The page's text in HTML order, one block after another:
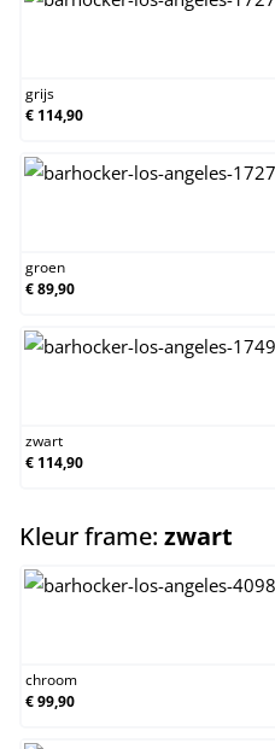
grijs
€ 114,90
groen
€ 89,90
zwart
€ 114,90
Kleur frame: zwart
chroom
€ 99,90